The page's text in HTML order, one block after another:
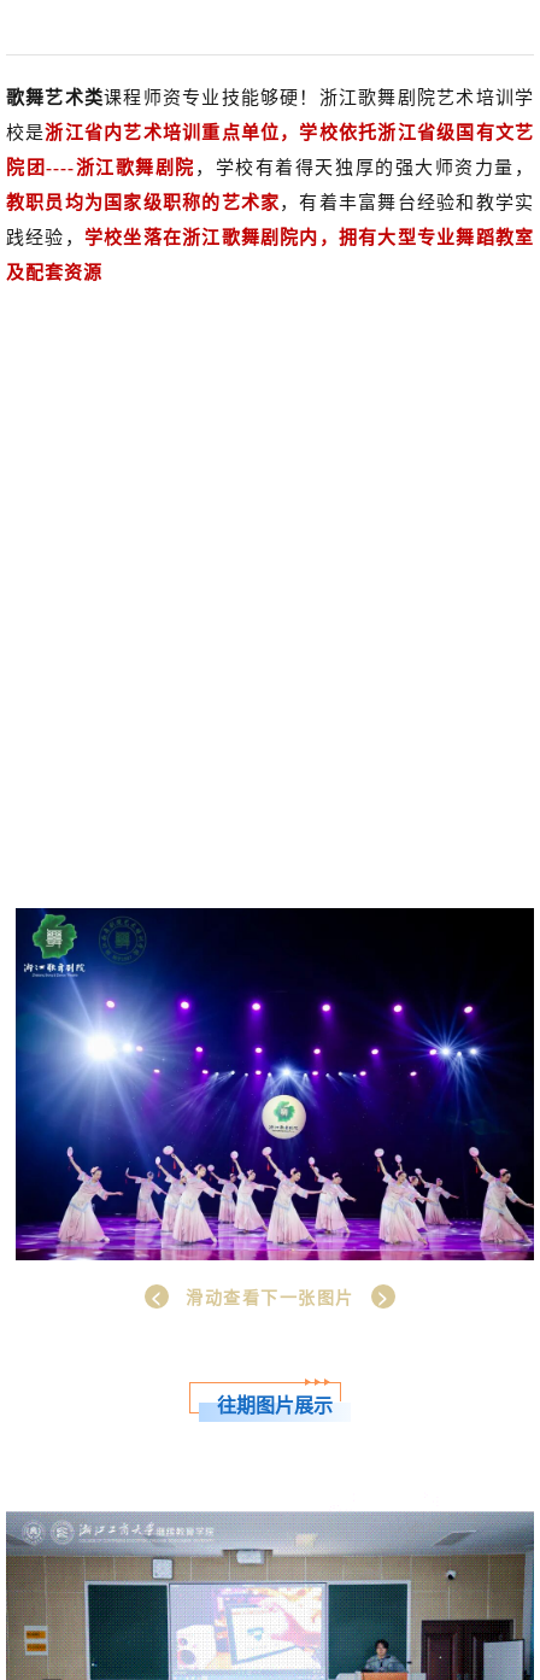
歌舞艺术类课程师资专业技能够硬！浙江歌舞剧院艺术培训学
校是浙江省内艺术培训重点单位，学校依托浙江省级国有文艺
院团----浙江歌舞剧院 ，学校有着得天独 厚的强大师资力量，
教职员均为国家级职称的艺术家，有着丰富舞台经验和教学实
践经验， 学校坐落在浙江歌舞剧院内，拥有大型专业舞蹈教室
及配套资源
< 滑动查看下一张图片 >
往期图片展示